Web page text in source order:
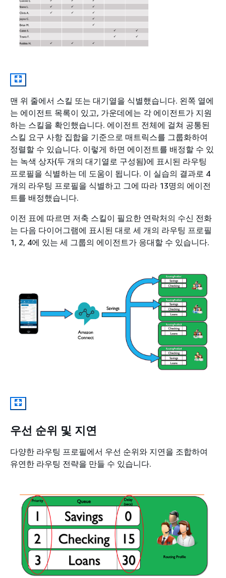
맨 위 줄에서 스킬 또는 대기열을 식별했습니다. 왼쪽 열에
는 에이전트 목록이 있고, 가운데에는 각 에이전트가 지원
하는 스킬을 확인했습니다. 에이전트 전체에 걸쳐 공통된
스킬 요구 사항 집합을 기준으로 매트릭스를 그룹화하여
정렬할 수 있습니다. 이렇게 하면 에이전트를 배정할 수 있
는 녹색 상자(두 개의 대기열로 구성됨)에 표시된 라우팅
프로필을 식별하는 데 도움이 됩니다. 이 실습의 결과로 4
개의 라우팅 프로필을 식별하고 그에 따라 13명의 에이전
트를 배정했습니다.
이전 표에 따르면 저축 스킬이 필요한 연락처의 수신 전화
는 다음 다이어그램에 표시된 대로 세 개의 라우팅 프로필
1, 2, 4에 있는 세 그룹의 에이전트가 응대할 수 있습니다.
우선 순위 및 지연
다양한 라우팅 프로필에서 우선 순위와 지연을 조합하여
유연한 라우팅 전략을 만들 수 있습니다.